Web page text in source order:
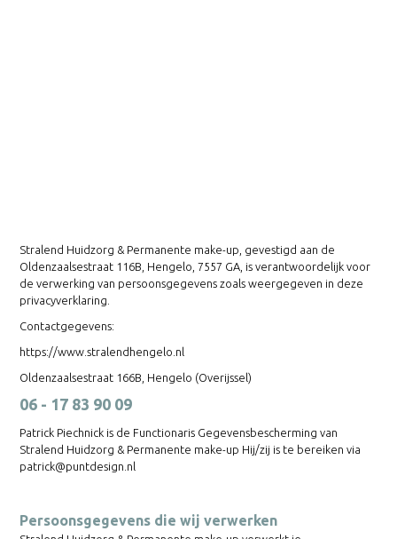
Stralend Huidzorg & Permanente make-up, gevestigd aan de
Oldenzaalsestraat 116B, Hengelo, 7557 GA, is verantwoordelijk voor
de verwerking van persoonsgegevens zoals weergegeven in deze
privacyverklaring.
Contactgegevens:
https://www.stralendhengelo.nl
Oldenzaalsestraat 166B, Hengelo (Overijssel)
06 - 17 83 90 09
Patrick Piechnick is de Functionaris Gegevensbescherming van
Stralend Huidzorg & Permanente make-up Hij/zij is te bereiken via
patrick@puntdesign.nl
Persoonsgegevens die wij verwerken